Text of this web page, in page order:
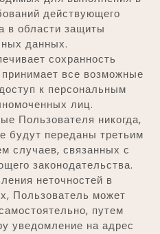
действующего
в области защиты
данных.
сохранность
все возможные
к персональным
лиц.
Пользователя никогда,
будут переданы третьим
случаев, связанных с
законодательства.
неточностей в
Пользователь может
путем
уведомление на адрес